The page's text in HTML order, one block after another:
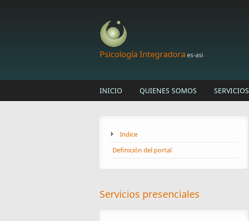
Psicología Integradora es-asi
INICIO QUIENES SOMOS SERVICIOS
Indice
Definición del portal
Servicios presenciales